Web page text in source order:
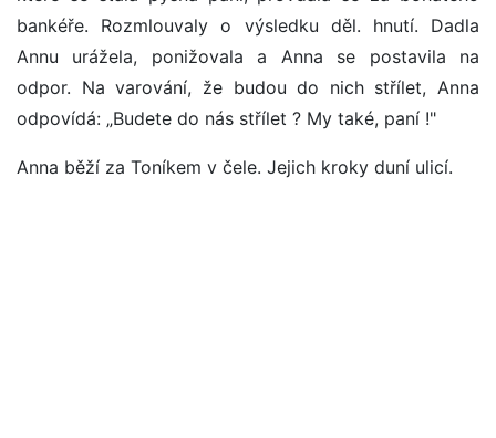
bankéře. Rozmlouvaly o výsledku děl. hnutí. Dadla
Annu urážela, ponižovala a Anna se postavila na
odpor. Na varování, že budou do nich střílet, Anna
odpovídá: „Budete do nás střílet ? My také, paní !"
Anna běží za Toníkem v čele. Jejich kroky duní ulicí.